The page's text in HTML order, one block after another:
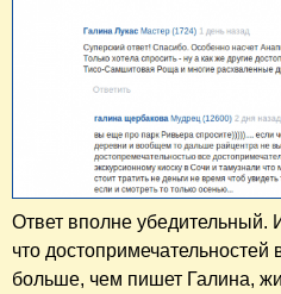
Ответ вполне убедительный.
что достопримечательностей
больше, чем пишет Галина,